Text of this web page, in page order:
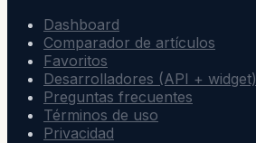
Dashboard
Comparador de artículos
Favoritos
Desarrolladores (API + widget)
Preguntas frecuentes
Términos de uso
Privacidad